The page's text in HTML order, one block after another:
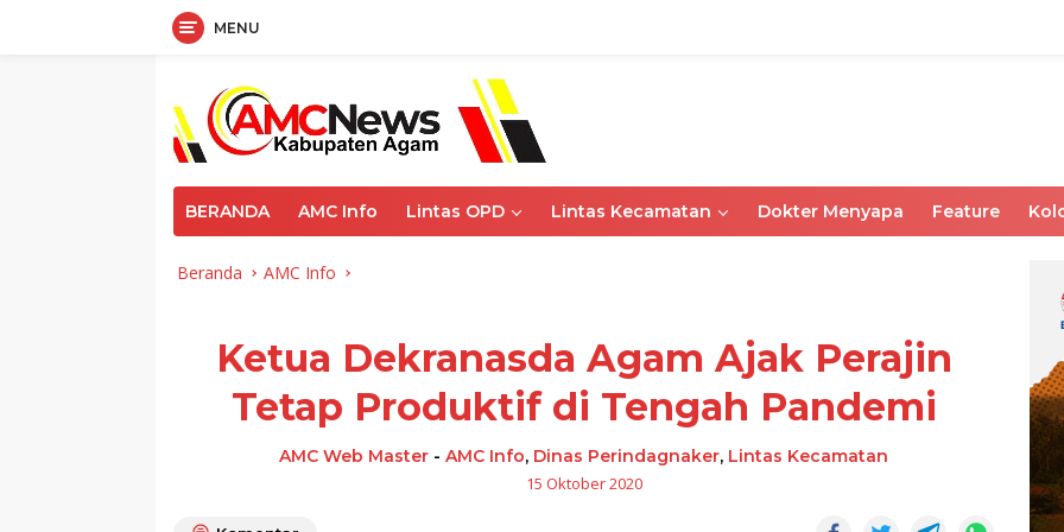
MENU
BERANDA AMC Info Lintas OPD Lintas Kecamatan Dokter Menyapa Feature
Beranda AMC Info
Ketua Dekranasda Agam Ajak Perajin
Tetap Produktif di Tengah Pandemi
AMC Web Master -AMC Info, Dinas Perindagnaker, Lintas Kecamatan
15 Oktober 2020